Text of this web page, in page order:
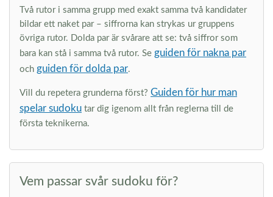
Två rutor i samma grupp med exakt samma två kandidater
bildar ett naket par – siffrorna kan strykas ur gruppens
övriga rutor. Dolda par är svårare att se: två siffror som
bara kan stå i samma två rutor. Se guiden för nakna par
och guiden för dolda par.
Vill du repetera grunderna först? Guiden för hur man
spelar sudoku tar dig igenom allt från reglerna till de
första teknikerna.
Vem passar svår sudoku för?